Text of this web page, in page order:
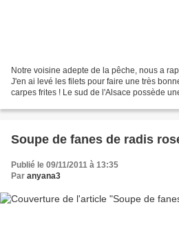
Notre voisine adepte de la pêche, nous a
J'en ai levé les filets pour faire une très
carpes frites ! Le sud de l'Alsace possède
Soupe de fanes de radis
Publié le 09/11/2011 à 13:35
Par anyana3